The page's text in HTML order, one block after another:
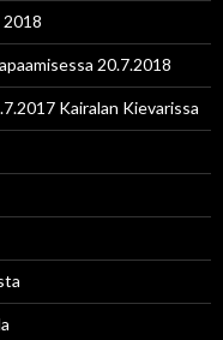
2018
20.7.2018
Kairalan Kievarissa